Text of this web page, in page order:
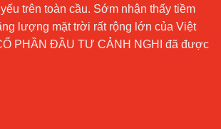
trên toàn cầu. Sớm nhận thấy tiềm
lượng mặt trời rất rộng lớn của Việt
PHẦN ĐẦU TƯ CẢNH NGHI đã được